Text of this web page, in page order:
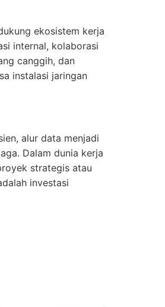
ekosistem kerja
internal, kolaborasi
canggih, dan
instalasi jaringan
alur data menjadi
Dalam dunia kerja
strategis atau
investasi